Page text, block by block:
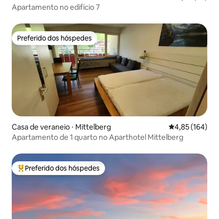
Apartamento no edifício 7
Preferido dos hóspedes
Preferido dos hóspedes
Casa de veraneio ⋅ Mittelberg 4,85 de uma
4,85 (164)
Apartamento de 1 quarto no Aparthotel Mittelberg
Entre os melhores preferidos dos hóspedes
Preferido dos hóspedes